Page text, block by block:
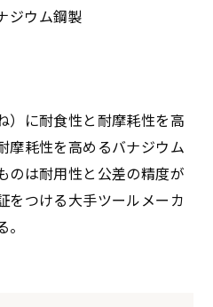
ジウム鋼製
）に耐食性と耐摩耗性を高
摩耗性を高めるバナジウム
のは耐用性と公差の精度が
をつける大手ツールメーカ